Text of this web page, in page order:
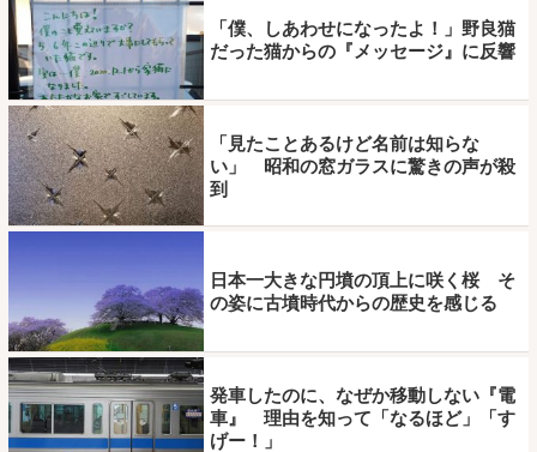
「僕、しあわせになったよ！」野良猫
だった猫からの『メッセージ』に反響
「見たことあるけど名前は知らな
い」 昭和の窓ガラスに驚きの声が殺
到
日本一大きな円墳の頂上に咲く桜 そ
の姿に古墳時代からの歴史を感じる
発車したのに、なぜか移動しない『電
車』 理由を知って「なるほど」「す
げー！」